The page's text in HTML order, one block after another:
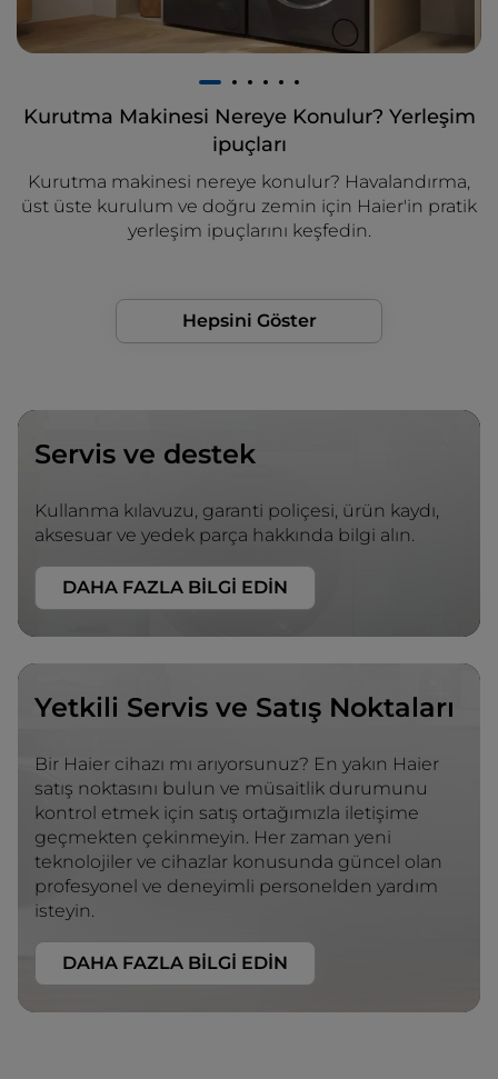
Kurutma Makinesi Nereye Konulur? Yerleşim
ipuçları
Kurutma makinesi nereye konulur? Havalandırma,
üst üste kurulum ve doğru zemin için Haier'in pratik
yerleşim ipuçlarını keşfedin.
1 2 3 4 5 6
Hepsini Göster
Servis ve destek
Kullanma kılavuzu, garanti poliçesi, ürün kaydı,
aksesuar ve yedek parça hakkında bilgi alın.
DAHA FAZLA BİLGİ EDİN
Yetkili Servis ve Satış Noktaları
Bir Haier cihazı mı arıyorsunuz? En yakın Haier
satış noktasını bulun ve müsaitlik durumunu
kontrol etmek için satış ortağımızla iletişime
geçmekten çekinmeyin. Her zaman yeni
teknolojiler ve cihazlar konusunda güncel olan
profesyonel ve deneyimli personelden yardım
isteyin.
DAHA FAZLA BİLGİ EDİN